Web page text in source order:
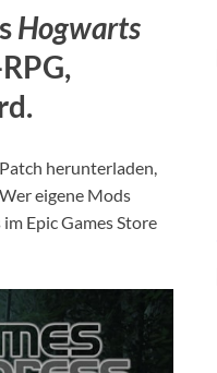
Hogwarts
herunterladen,
eigene Mods
Epic Games Store